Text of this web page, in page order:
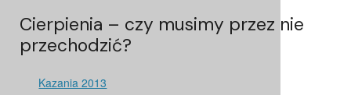
Cierpienia – czy musimy przez nie
przechodzić?
Kazania 2013